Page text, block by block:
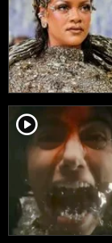
player2